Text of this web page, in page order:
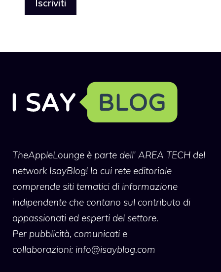
TheAppleLounge è parte dell' AREA TECH del
network IsayBlog! la cui rete editoriale
comprende siti tematici di informazione
indipendente che contano sul contributo di
appassionati ed esperti del settore.
Per pubblicità, comunicati e
collaborazioni: info@isayblog.com